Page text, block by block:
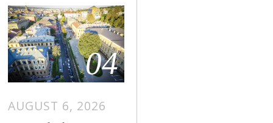
04
AUGUST 6, 2026